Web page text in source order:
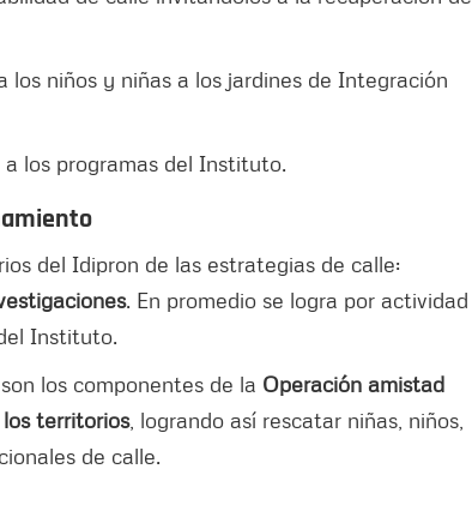
niños y niñas a los jardines de Integración
los programas del Instituto.
del Idipron de las estrategias de calle:
. En promedio se logra por actividad
Instituto.
los componentes de la Operación amistad
territorios, logrando así rescatar niñas, niños,
de calle.